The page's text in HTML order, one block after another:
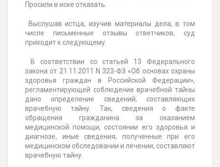
Просили в иске отказать.
Выслушав истца, изучив материалы дела, в том
числе письменные отзывы ответчиков, суд
приходит к следующему.
В соответствии со статьей 13 Федерального
закона от 21.11.2011 N 323-ФЗ «Об основах охраны
здоровья граждан в Российской Федерации»,
регламентирующей соблюдение врачебной тайны
дано определение сведений, составляющих
врачебную тайну. Так, сведения о факте
обращения гражданина за оказанием
медицинской помощи, состоянии его здоровья и
диагнозе, иные сведения, полученные при его
медицинском обследовании и лечении, составляют
врачебную тайну.